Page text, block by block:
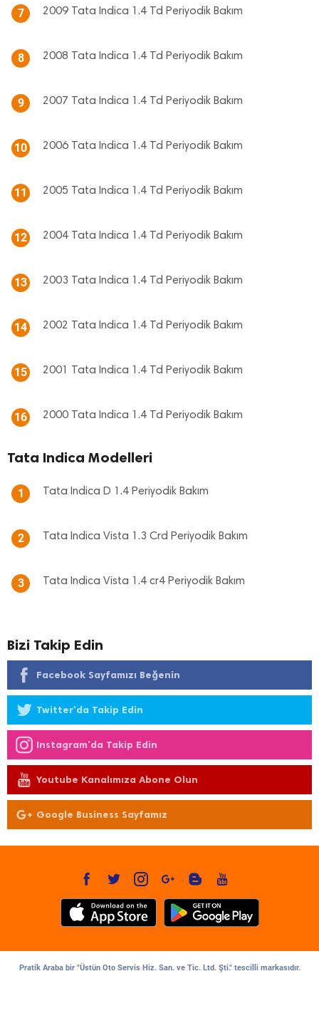
7 2009 Tata Indica 1.4 Td Periyodik Bakım
8 2008 Tata Indica 1.4 Td Periyodik Bakım
9 2007 Tata Indica 1.4 Td Periyodik Bakım
10 2006 Tata Indica 1.4 Td Periyodik Bakım
11 2005 Tata Indica 1.4 Td Periyodik Bakım
12 2004 Tata Indica 1.4 Td Periyodik Bakım
13 2003 Tata Indica 1.4 Td Periyodik Bakım
14 2002 Tata Indica 1.4 Td Periyodik Bakım
15 2001 Tata Indica 1.4 Td Periyodik Bakım
16 2000 Tata Indica 1.4 Td Periyodik Bakım
Tata Indica Modelleri
1 Tata Indica D 1.4 Periyodik Bakım
2 Tata Indica Vista 1.3 Crd Periyodik Bakım
3 Tata Indica Vista 1.4 cr4 Periyodik Bakım
Bizi Takip Edin
Facebook Sayfamızı Beğenin
Twitter'da Takip Edin
Instagram'da Takip Edin
Youtube Kanalımıza Abone Olun
Google Business Sayfamız
Pratik Araba bir "Üstün Oto Servis Hiz. San. ve Tic. Ltd. Şti." tescilli markasıdır.